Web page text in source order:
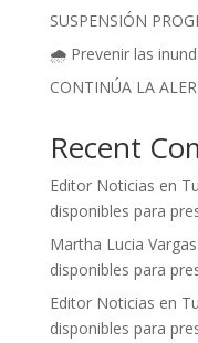
SUSPENSIÓN
🌧️ Prevenir las
CONTINÚA LA
Recent
Editor Noticias en
disponibles para
Martha Lucia Vargas
disponibles para
Editor Noticias en
disponibles para